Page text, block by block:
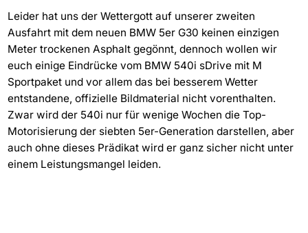
Leider hat uns der Wettergott auf unserer zweiten
Ausfahrt mit dem neuen BMW 5er G30 keinen einzigen
Meter trockenen Asphalt gegönnt, dennoch wollen wir
euch einige Eindrücke vom BMW 540i sDrive mit M
Sportpaket und vor allem das bei besserem Wetter
entstandene, offizielle Bildmaterial nicht vorenthalten.
Zwar wird der 540i nur für wenige Wochen die Top-
Motorisierung der siebten 5er-Generation darstellen, aber
auch ohne dieses Prädikat wird er ganz sicher nicht unter
einem Leistungsmangel leiden.